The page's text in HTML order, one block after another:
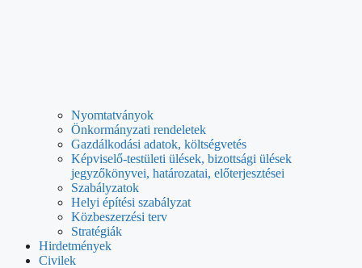
Nyomtatványok
Önkormányzati rendeletek
Gazdálkodási adatok, költségvetés
Képviselő-testületi ülések, bizottsági ülések
jegyzőkönyvei, határozatai, előterjesztései
Szabályzatok
Helyi építési szabályzat
Közbeszerzési terv
Stratégiák
Hirdetmények
Civilek